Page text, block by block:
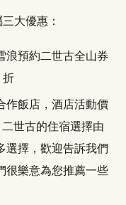
大優惠：
浪預約二世古全山券
折
作飯店，酒店活動價
世古的住宿選擇由
選擇，歡迎告訴我們
很樂意為您推薦一些